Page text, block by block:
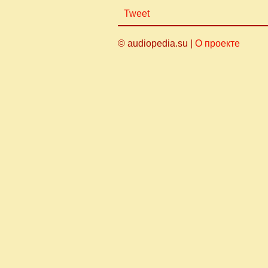
Tweet
© audiopedia.su | О проекте